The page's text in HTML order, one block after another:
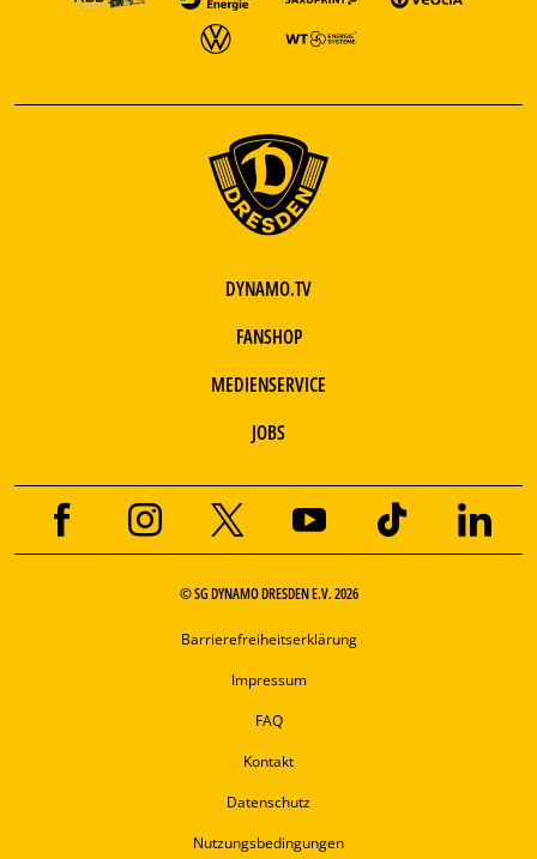
DYNAMO.TV
FANSHOP
MEDIENSERVICE
JOBS
© SG DYNAMO DRESDEN E.V. 2026
Barrierefreiheitserklärung
Impressum
FAQ
Kontakt
Datenschutz
Nutzungsbedingungen